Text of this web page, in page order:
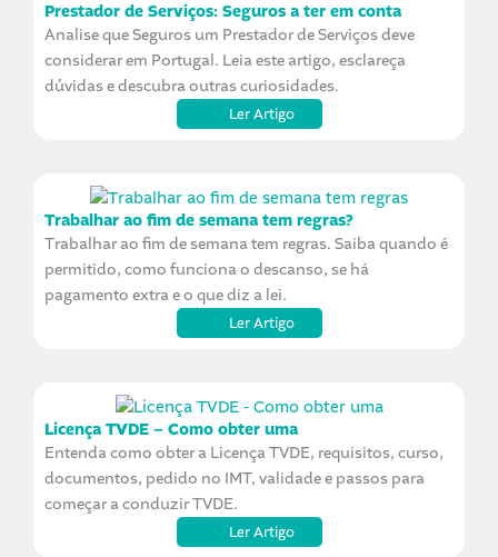
Prestador de Serviços: Seguros a ter em conta
Analise que Seguros um Prestador de Serviços deve
considerar em Portugal. Leia este artigo, esclareça
dúvidas e descubra outras curiosidades.
Ler Artigo
Trabalhar ao fim de semana tem regras?
Trabalhar ao fim de semana tem regras. Saiba quando é
permitido, como funciona o descanso, se há
pagamento extra e o que diz a lei.
Ler Artigo
Licença TVDE – Como obter uma
Entenda como obter a Licença TVDE, requisitos, curso,
documentos, pedido no IMT, validade e passos para
começar a conduzir TVDE.
Ler Artigo